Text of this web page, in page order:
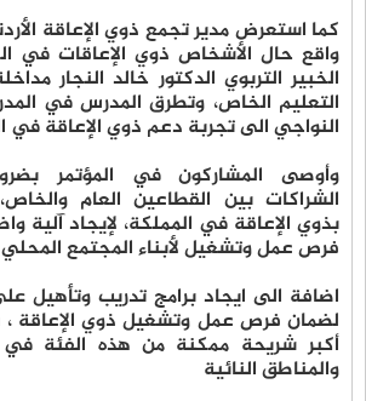
كما استعرض مدير تجمع ذوي الإعاقة
واقع حال الأشخاص ذوي الإعاقات في
الخبير التربوي الدكتور خالد النجار
التعليم الخاص، وتطرق المدرس في
النواجي الى تجربة دعم ذوي الإعاقة في
وأوصى المشاركون في المؤتمر
الشراكات بين القطاعين العام والخاص،
بذوي الإعاقة في المملكة، لإيجاد آلية
فرص عمل وتشغيل لأبناء المجتمع
اضافة الى ايجاد برامج تدريب وتأهيل
لضمان فرص عمل وتشغيل ذوي الإعاقة
أكبر شريحة ممكنة من هذه الفئة
والمناطق النائية